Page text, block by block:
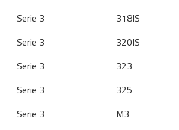
Serie 3
318IS
Serie 3
320IS
Serie 3
323
Serie 3
325
Serie 3
M3